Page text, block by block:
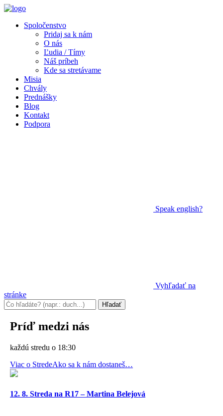
Spoločenstvo
Pridaj sa k nám
O nás
Ľudia / Tímy
Náš príbeh
Kde sa stretávame
Misia
Chvály
Prednášky
Blog
Kontakt
Podpora
Speak english?
Vyhľadať na
stránke
Príď medzi nás
každú stredu o 18:30
Viac o StredeAko sa k nám dostaneš…
12. 8. Streda na R17 – Martina Belejová